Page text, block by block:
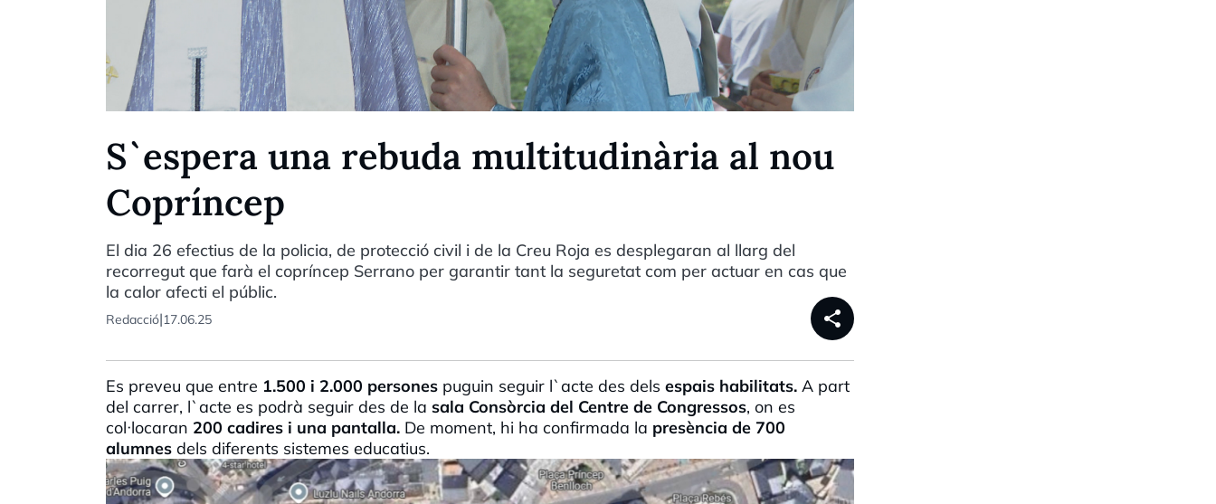
S`espera una rebuda multitudinària al nou
Copríncep
El dia 26 efectius de la policia, de protecció civil i de la Creu Roja es desplegaran al llarg del
recorregut que farà el copríncep Serrano per garantir tant la seguretat com per actuar en cas que
la calor afecti el públic.
Redacció|17.06.25 share
Es preveu que entre 1.500 i 2.000 persones puguin seguir l`acte des dels espais habilitats. A part
del carrer, l`acte es podrà seguir des de la sala Consòrcia del Centre de Congressos, on es
col·locaran 200 cadires i una pantalla. De moment, hi ha confirmada la presència de 700
alumnes dels diferents sistemes educatius.